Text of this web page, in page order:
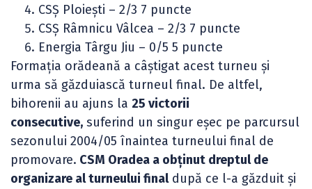
CSȘ Ploiești – 2/3 7 puncte
CSȘ Râmnicu Vâlcea – 2/3 7 puncte
Energia Târgu Jiu – 0/5 5 puncte
Formația orădeană a câștigat acest turneu și
urma să găzduiască turneul final. De altfel,
bihorenii au ajuns la 25 victorii
consecutive, suferind un singur eșec pe parcursul
sezonului 2004/05 înaintea turneului final de
promovare. CSM Oradea a obținut dreptul de
organizare al turneului finaldupă ce l-a găzduit și